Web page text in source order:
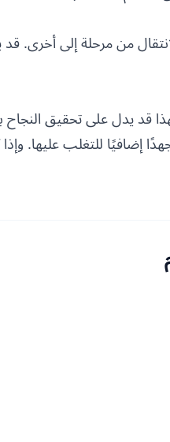
من مرحلة إلى أخرى.
قد يدل على تحقيق النجاح
إضافيًا للتغلب عليها.